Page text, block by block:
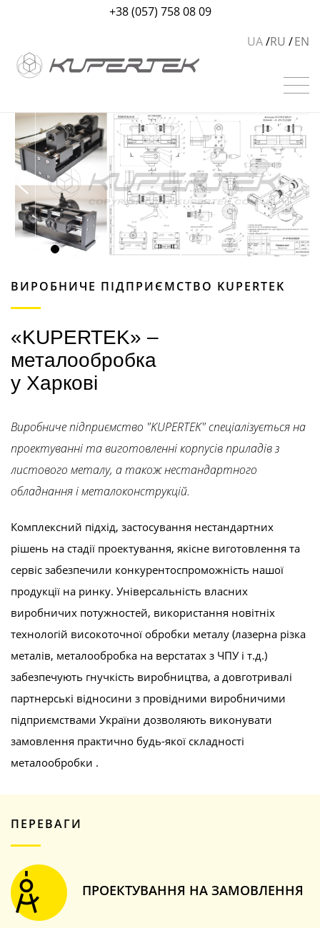
+38 (057) 758 08 09
UA RU EN
ПЕРЕГЛЯНУТИ
ВИРОБНИЧЕ ПІДПРИЄМСТВО KUPERTEK
«KUPERTEK» –
металообробка
у Харкові
Виробниче підприємство "KUPERTEK" спеціалізується на
проектуванні та виготовленні корпусів приладів з
листового металу, а також нестандартного
обладнання і металоконструкцій.
Комплексний підхід, застосування нестандартних
рішень на стадії проектування, якісне виготовлення та
сервіс забезпечили конкурентоспроможність нашої
продукції на ринку. Універсальність власних
виробничих потужностей, використання новітніх
технологій високоточної обробки металу (лазерна різка
металів, металообробка на верстатах з ЧПУ і т.д.)
забезпечують гнучкість виробництва, а довготривалі
партнерські відносини з провідними виробничими
підприємствами України дозволяють виконувати
замовлення практично будь-якої складності
металообробки .
ПЕРЕВАГИ
ПРОЕКТУВАННЯ НА ЗАМОВЛЕННЯ